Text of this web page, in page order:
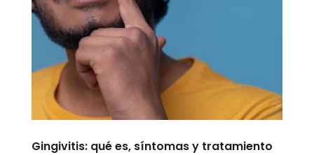
Gingivitis: qué es, síntomas y tratamiento